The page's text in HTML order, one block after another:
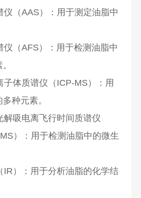
仪（AAS）：用于测定油脂中
仪（AFS）：用于检测油脂中
子体质谱仪（ICP-MS）：用
种元素。
解吸电离飞行时间质谱仪
MS）：用于检测油脂中的微生
IR）：用于分析油脂的化学结